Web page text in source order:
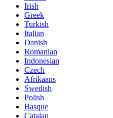
Irish
Greek
Turkish
Italian
Danish
Romanian
Indonesian
Czech
Afrikaans
Swedish
Polish
Basque
Catalan